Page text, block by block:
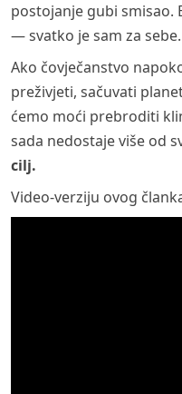
postojanje gubi smisao.
— svatko je sam za sebe.
Ako čovječanstvo
preživjeti, sačuvati
ćemo moći prebroditi
sada nedostaje više od
cilj.
Video-verziju ovog